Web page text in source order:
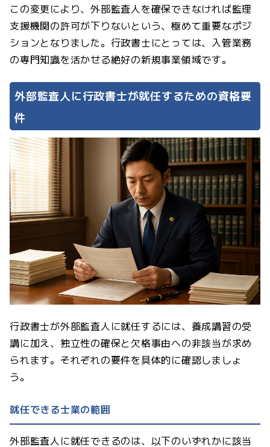
この変更により、外部監査人を確保できなければ監理
支援機関の許可が下りないという、極めて重要なポジ
ションとなりました。行政書士にとっては、入管業務
の専門知識を活かせる絶好の新規事業領域です。
外部監査人に行政書士が就任するための資格要
件
行政書士が外部監査人に就任するには、養成講習の受
講に加え、独立性の確保と欠格事由への非該当が求め
られます。それぞれの要件を具体的に確認しましょ
う。
就任できる士業の範囲
外部監査人に就任できるのは、以下のいずれかに該当